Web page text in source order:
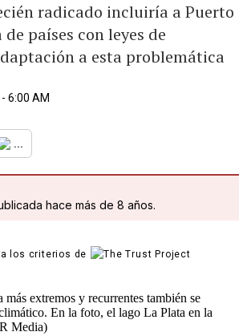
radicado incluiría a Puerto
países con leyes de
a esta problemática
6:00 AM
...
hace más de 8 años.
los criterios de